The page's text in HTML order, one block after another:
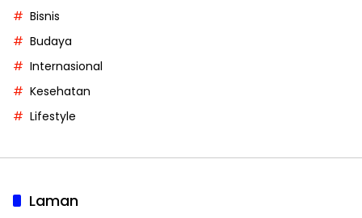
Bisnis
Budaya
Internasional
Kesehatan
Lifestyle
Laman